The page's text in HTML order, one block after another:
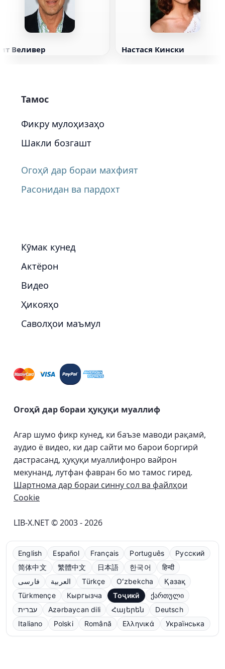
Веливер Настася Кински
Тамос
Фикру мулоҳизаҳо
Шакли бозгашт
Огоҳӣ дар бораи махфият
Расонидан ва пардохт
Кӯмак кунед
Актёрон
Видео
Ҳикояҳо
Саволҳои маъмул
Огоҳӣ дар бораи ҳуқуқи муаллиф
Агар шумо фикр кунед, ки баъзе маводи рақамӣ,
аудио ё видео, ки дар сайти мо барои боргирӣ
дастрасанд, ҳуқуқи муаллифонро вайрон
мекунанд, лутфан фавран бо мо тамос гиред.
Шартнома дар бораи синну сол ва файлҳои
Cookie
LIB-X.NET © 2003 - 2026
English Español Français Português
Русский
简体中文
繁體中文 日本語 한국어
हिन्दी
فارسی
العربية Türkçe Oʻzbekcha
Қазақ
Türkmençe
Кыргызча Тоҷикӣ
ქართული
עברית
Azərbaycan dili Հայերեն
Deutsch
Italiano
Polski Română Ελληνικά Українська